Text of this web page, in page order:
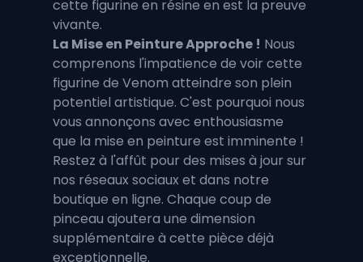
cette figurine en résine en est la preuve
vivante.
La Mise en Peinture Approche ! Nous
comprenons l'impatience de voir cette
figurine de Venom atteindre son plein
potentiel artistique. C'est pourquoi nous
vous annonçons avec enthousiasme
que la mise en peinture est imminente !
Restez à l'affût pour des mises à jour sur
nos réseaux sociaux et dans notre
boutique en ligne. Chaque coup de
pinceau ajoutera une dimension
supplémentaire à cette pièce déjà
exceptionnelle.